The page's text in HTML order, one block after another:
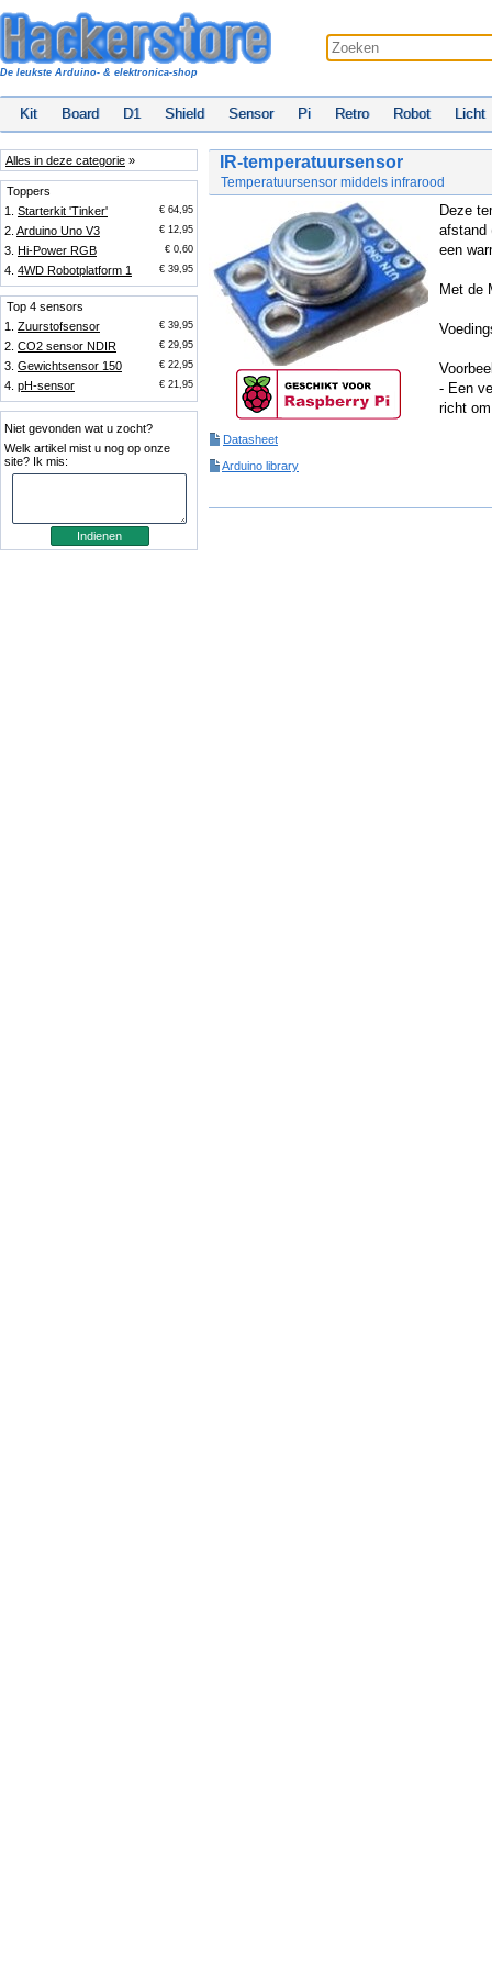
De leukste Arduino- & elektronica-shop
Kit Board D1 Shield Sensor Pi Retro Robot Licht
Alles in deze categorie »
Toppers
1. Starterkit 'Tinker' € 64,95
2. Arduino Uno V3 € 12,95
3. Hi-Power RGB € 0,60
4. 4WD Robotplatform 1 € 39,95
Top 4 sensors
1. Zuurstofsensor € 39,95
2. CO2 sensor NDIR € 29,95
3. Gewichtsensor 150 € 22,95
4. pH-sensor € 21,95
Niet gevonden wat u zocht?
Welk artikel mist u nog op onze
site? Ik mis:
IR-temperatuursensor
Temperatuursensor middels infrarood
Datasheet
Arduino library
Deze
afstand
een
Met de
- Een
richt